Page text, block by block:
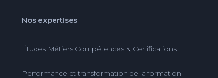
Nos expertises
Études Métiers Compétences & Certifications
Performance et transformation de la formation